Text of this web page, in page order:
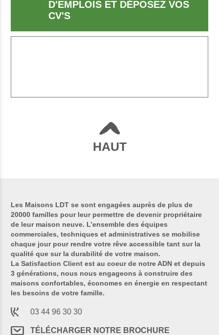
D'EMPLOIS ET DÉPOSEZ VOS
CV'S
HAUT
Les Maisons LDT se sont engagées auprès de plus de
20000 familles pour leur permettre de devenir propriétaire
de leur maison neuve. L’ensemble des équipes
commerciales, techniques et administratives se mobilise
chaque jour pour rendre votre rêve accessible tant sur la
qualité que sur la durabilité de votre maison.
La Satisfaction Client est au coeur de notre ADN et depuis
3 générations, nous nous engageons à construire des
maisons confortables, économes en énergie en respectant
les besoins de votre famille.
03 44 96 30 30
TÉLÉCHARGER NOTRE BROCHURE